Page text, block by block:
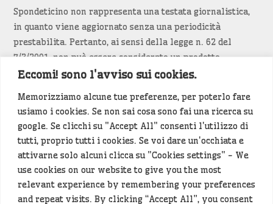
Eccomi! sono l'avviso sui cookies.
Memorizziamo alcune tue preferenze, per poterlo fare
usiamo i cookies. Se non sai cosa sono fai una ricerca su
google. Se clicchi su "Accept All" consenti l'utilizzo di
tutti, proprio tutti i cookies. Se voi dare un'occhiata e
attivarne solo alcuni clicca su "Cookies settings" - We
use cookies on our website to give you the most
relevant experience by remembering your preferences
and repeat visits. By clicking “Accept All”, you consent
Spondeticino non rappresenta una testata giornalistica,
in quanto viene aggiornato senza una periodicità
prestabilita. Pertanto, ai sensi della legge n. 62 del
7/3/2001, non può essere considerato un prodotto
editoriale.
Siamo attenti a non violare copyright e diritti
d’immagine. Se un contenuto è di tua proprietà e vuoi
richiederne la rimozionediccelo(<- clicca per inviarci un
messaggio).
Alcuni articoli sono generati in bozza rielaborando, con
l'intelligenza artificiale generativa, contenuti